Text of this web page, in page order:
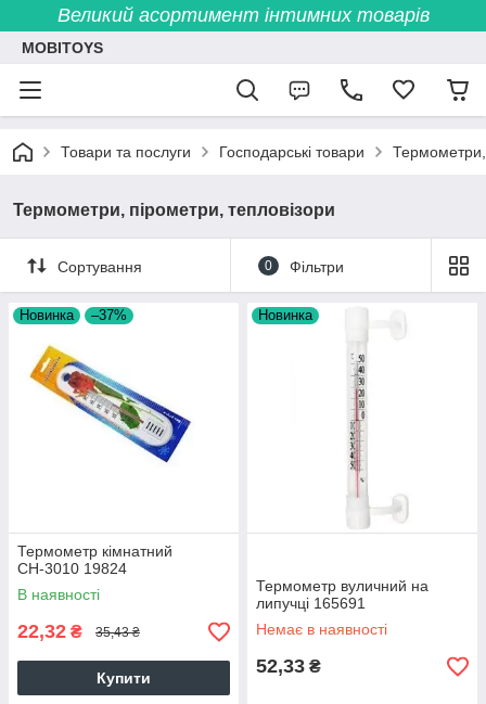
Великий асортимент інтимних товарів
MOBITOYS
Товари та послуги Господарські товари Термометри,
Термометри, пірометри, тепловізори
Сортування 0 Фільтри
Новинка –37%
Термометр кімнатний
СН-3010 19824
В наявності
22,32 ₴ 35,43 ₴
Купити
Новинка
Термометр вуличний на
липучці 165691
Немає в наявності
52,33 ₴